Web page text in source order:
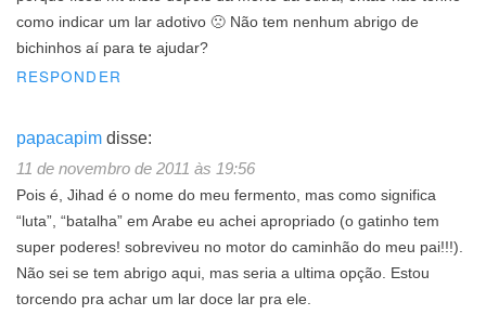
como indicar um lar adotivo 🙁 Não tem nenhum abrigo de
bichinhos aí para te ajudar?
RESPONDER
papacapim disse:
11 de novembro de 2011 às 19:56
Pois é, Jihad é o nome do meu fermento, mas como significa
“luta”, “batalha” em Arabe eu achei apropriado (o gatinho tem
super poderes! sobreviveu no motor do caminhão do meu pai!!!).
Não sei se tem abrigo aqui, mas seria a ultima opção. Estou
torcendo pra achar um lar doce lar pra ele.